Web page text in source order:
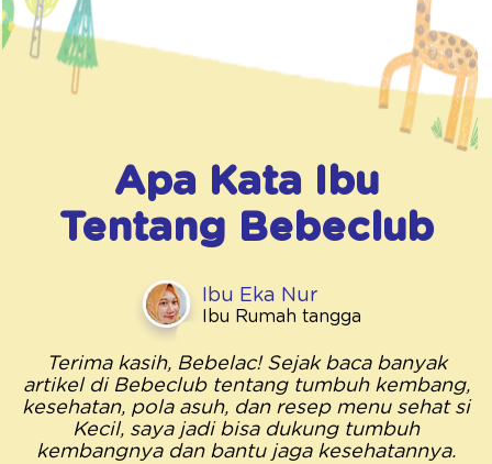
Apa Kata Ibu
Tentang Bebeclub
Ibu Eka Nur
Ibu Rumah tangga
Terima kasih, Bebelac! Sejak baca banyak
artikel di Bebeclub tentang tumbuh kembang,
kesehatan, pola asuh, dan resep menu sehat si
Kecil, saya jadi bisa dukung tumbuh
kembangnya dan bantu jaga kesehatannya.